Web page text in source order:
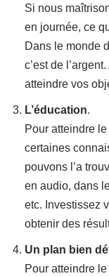
Si nous
en journée, ce
Dans le monde
c’est de
atteindre vos
L’éducation.
Pour atteindre
certaines
pouvons l’a
en audio, dans
etc. Investissez
obtenir des
Un plan bien
Pour atteindre